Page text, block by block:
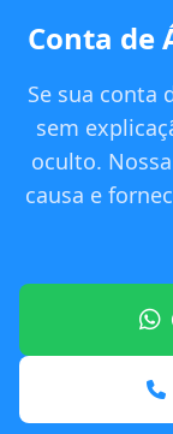
Conta de
Se sua conta
sem
oculto.
causa e